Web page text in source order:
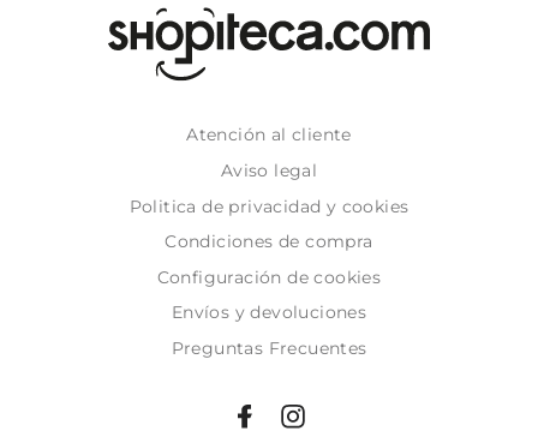
Atención al cliente
Aviso legal
Politica de privacidad y cookies
Condiciones de compra
Configuración de cookies
Envíos y devoluciones
Preguntas Frecuentes